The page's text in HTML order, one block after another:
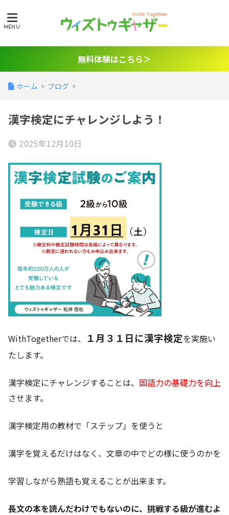
無料体験はこちら＞
ホーム ブログ
漢字検定にチャレンジしよう！
2025年12月10日
WithTogetherでは、 １月３１日に漢字検定を実施い
たします。
漢字検定にチャレンジすることは、 国語力の基礎力を向上
させます。
漢字検定用の教材で「ステップ」を使うと
漢字を覚えるだけはなく、文章の中でどの様に使うのかを
学習しながら熟語も覚えることが出来ます。
長文の本を読んだわけでもないのに、挑戦する級が進むよ